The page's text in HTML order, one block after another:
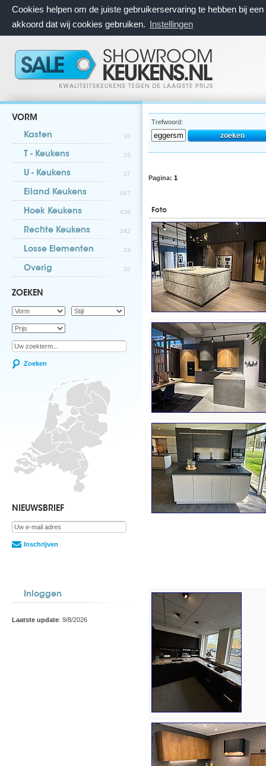
Cookies helpen om de juiste gebruikerservaring te hebben bij
akkoord dat wij cookies gebruiken. Instellingen
VORM
Kasten 10
T - Keukens 16
U - Keukens 37
Eiland Keukens 467
Hoek Keukens 436
Rechte Keukens 242
Losse Elementen 24
Overig 20
ZOEKEN
Zoeken
NIEUWSBRIEF
Inschrijven
Inloggen
Laatste update: 9/8/2026
Trefwoord:
Pagina: 1
Foto